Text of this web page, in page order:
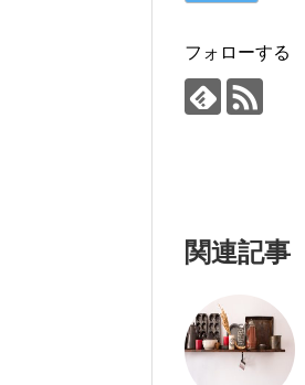
フォローする
関連記事